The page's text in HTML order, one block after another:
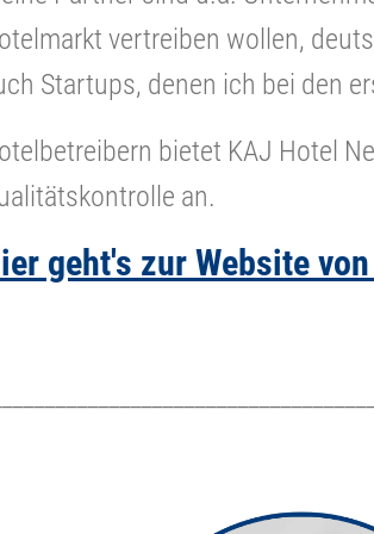
vertreiben wollen,
Startups, denen ich bei den
bietet KAJ Hotel
an.
geht's zur Website